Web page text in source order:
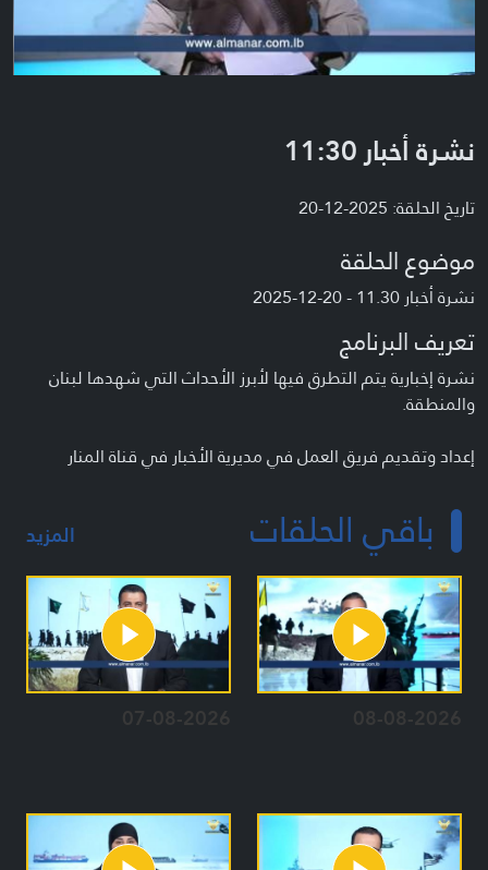
نشرة أخبار 11:30
تاريخ الحلقة: 2025-12-20
موضوع الحلقة
نشرة أخبار 11.30 - 20-12-2025
تعريف البرنامج
نشرة إخبارية يتم التطرق فيها لأبرز الأحداث التي شهدها لبنان
والمنطقة.
إعداد وتقديم فريق العمل في مديرية الأخبار في قناة المنار
باقي الحلقات المزيد
08-08-2026
07-08-2026